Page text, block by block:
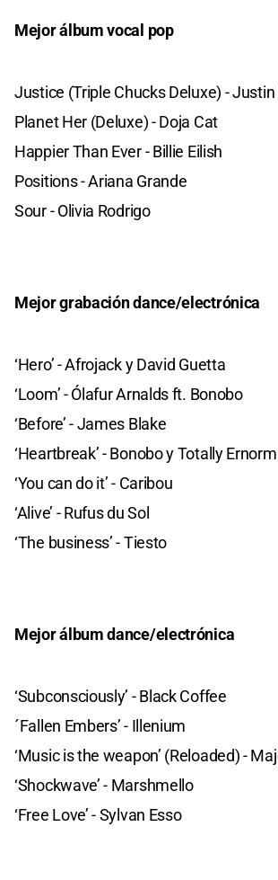
Mejor álbum vocal pop
Justice (Triple Chucks Deluxe) - Justin
Planet Her (Deluxe) - Doja Cat
Happier Than Ever - Billie Eilish
Positions - Ariana Grande
Sour - Olivia Rodrigo
Mejor grabación dance/electrónica
‘Hero’ - Afrojack y David Guetta
‘Loom’ - Ólafur Arnalds ft. Bonobo
‘Before’ - James Blake
‘Heartbreak’ - Bonobo y Totally
‘You can do it’ - Caribou
‘Alive’ - Rufus du Sol
‘The business’ - Tiesto
Mejor álbum dance/electrónica
‘Subconsciously’ - Black Coffee
´Fallen Embers’ - Illenium
‘Music is the weapon’ (Reloaded) -
‘Shockwave’ - Marshmello
‘Free Love’ - Sylvan Esso